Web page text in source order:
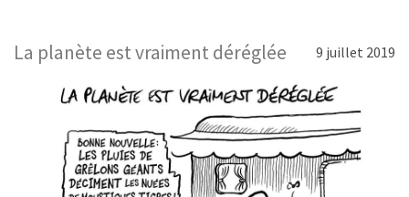
La planète est vraiment déréglée 9 juillet 2019